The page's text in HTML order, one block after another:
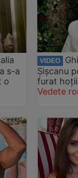
s-a
o
VIDEO
Șișcanu
furat
Vedete